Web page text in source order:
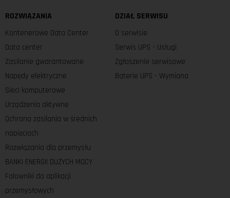
ROZWIĄZANIA
Kontenerowe Data Center
Data center
Zasilanie gwarantowane
Napędy elektryczne
Sieci komputerowe
Urządzenia aktywne
Ochrona zasilania w średnich
napięciach
Rozwiązania dla przemysłu
BANKI ENERGII DUŻYCH MOCY
Falowniki do aplikacji
przemysłowych
DZIAŁ SERWISU
O serwisie
Serwis UPS - Usługi
Zgłoszenie serwisowe
Baterie UPS - Wymiana